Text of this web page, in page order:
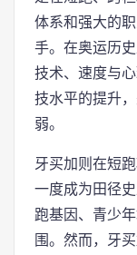
体系和强大的
手。在奥运历
技术、速度与
技水平的提升
弱。
牙买加则在短
一度成为田径
跑基因、青少
围。然而，牙